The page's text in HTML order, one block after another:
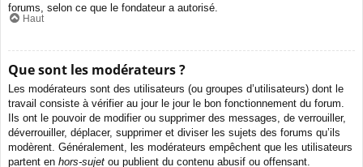
forums, selon ce que le fondateur a autorisé.
Haut
Que sont les modérateurs ?
Les modérateurs sont des utilisateurs (ou groupes d’utilisateurs) dont le
travail consiste à vérifier au jour le jour le bon fonctionnement du forum.
Ils ont le pouvoir de modifier ou supprimer des messages, de verrouiller,
déverrouiller, déplacer, supprimer et diviser les sujets des forums qu’ils
modèrent. Généralement, les modérateurs empêchent que les utilisateurs
partent en hors-sujet ou publient du contenu abusif ou offensant.